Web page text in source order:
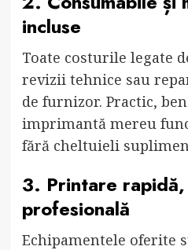
incluse
Toate costurile legate
revizii tehnice sau
de furnizor. Practic,
imprimantă mereu
fără cheltuieli
3. Printare
profesională
Echipamentele oferite